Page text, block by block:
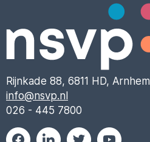
Rijnkade 88, 6811 HD, Arnhem
info@nsvp.nl
026 - 445 7800